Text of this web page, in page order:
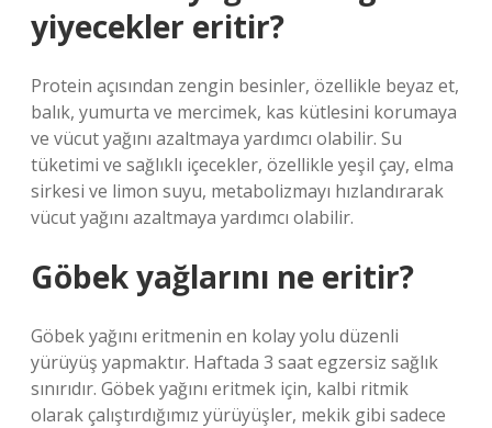
yiyecekler eritir?
Protein açısından zengin besinler, özellikle beyaz et,
balık, yumurta ve mercimek, kas kütlesini korumaya
ve vücut yağını azaltmaya yardımcı olabilir. Su
tüketimi ve sağlıklı içecekler, özellikle yeşil çay, elma
sirkesi ve limon suyu, metabolizmayı hızlandırarak
vücut yağını azaltmaya yardımcı olabilir.
Göbek yağlarını ne eritir?
Göbek yağını eritmenin en kolay yolu düzenli
yürüyüş yapmaktır. Haftada 3 saat egzersiz sağlık
sınırıdır. Göbek yağını eritmek için, kalbi ritmik
olarak çalıştırdığımız yürüyüşler, mekik gibi sadece